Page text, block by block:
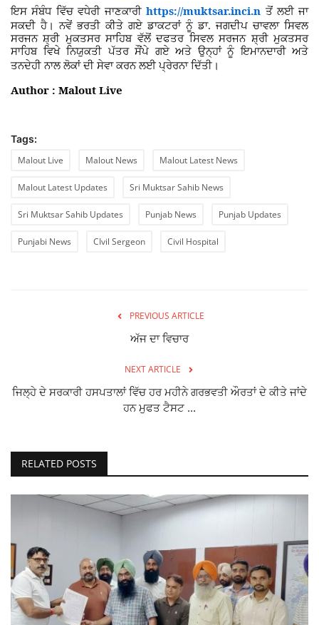
ਇਸ ਸੰਬੰਧ ਵਿੱਚ ਵਧੇਰੀ ਜਾਣਕਾਰੀ https://muktsar.inci.n ਤੋਂ ਲਈ ਜਾ
ਸਕਦੀ ਹੈ। ਨਵੇਂ ਭਰਤੀ ਕੀਤੇ ਗਏ ਡਾਕਟਰਾਂ ਨੂੰ ਡਾ. ਜਗਦੀਪ ਚਾਵਲਾ ਸਿਵਲ
ਸਰਜਨ ਸ਼੍ਰੀ ਮੁਕਤਸਰ ਸਾਹਿਬ ਵੱਲੋਂ ਦਫਤਰ ਸਿਵਲ ਸਰਜਨ ਸ਼੍ਰੀ ਮੁਕਤਸਰ
ਸਾਹਿਬ ਵਿਖੇ ਨਿਯੁਕਤੀ ਪੱਤਰ ਸੌਂਪੇ ਗਏ ਅਤੇ ਉਨ੍ਹਾਂ ਨੂੰ ਇਮਾਨਦਾਰੀ ਅਤੇ
ਤਨਦੇਹੀ ਨਾਲ ਲੋਕਾਂ ਦੀ ਸੇਵਾ ਕਰਨ ਲਈ ਪ੍ਰੇਰਨਾ ਦਿੱਤੀ।
Author : Malout Live
Tags:
Malout Live
Malout News Malout Latest News
Malout Latest Updates Sri Muktsar Sahib News
Sri Muktsar Sahib Updates Punjab News Punjab Updates
Punjabi News CIvil Sergeon Civil Hospital
PREVIOUS ARTICLE
ਅੱਜ ਦਾ ਵਿਚਾਰ
NEXT ARTICLE
ਜਿਲ੍ਹੇ ਦੇ ਸਰਕਾਰੀ ਹਸਪਤਾਲਾਂ ਵਿੱਚ ਹਰ ਮਹੀਨੇ ਗਰਭਵਤੀ ਔਰਤਾਂ ਦੇ ਕੀਤੇ ਜਾਂਦੇ
ਹਨ ਮੁਫਤ ਟੈਸਟ ...
RELATED POSTS